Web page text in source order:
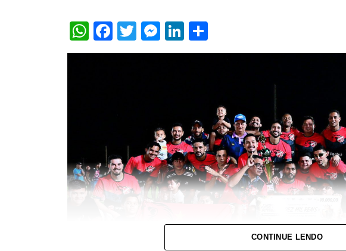
WhatsApp
Facebook
TwitterMessenger
LinkedIn
CONTINUE LENDO